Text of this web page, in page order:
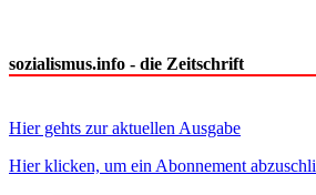
sozialismus.info - die Zeitschrift
Hier gehts zur aktuellen Ausgabe
Hier klicken, um ein Abonnement